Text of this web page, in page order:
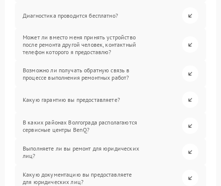
Диагностика проводится бесплатно?
Может ли вместо меня принять устройство
после ремонта другой человек, контактный
телефон которого я предоставлю?
Возможно ли получать обратную связь в
процессе выполнения ремонтных работ?
Какую гарантию вы предоставляете?
В каких районах Волгограда располагаются
сервисные центры BenQ?
Выполняете ли вы ремонт для юридических
лиц?
Какую документацию вы предоставляете
для юридических лиц?